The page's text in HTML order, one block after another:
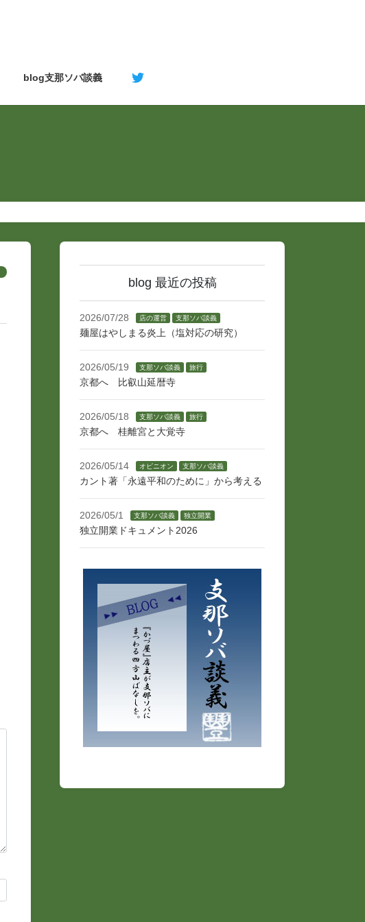
blog支那ソバ談義
blog 最近の投稿
2026/07/28 店の運営 支那ソバ談義
麺屋はやしまる炎上（塩対応の研究）
2026/05/19 支那ソバ談義 旅行
京都へ 比叡山延暦寺
2026/05/18 支那ソバ談義 旅行
京都へ 桂離宮と大覚寺
2026/05/14 オピニオン 支那ソバ談義
カント著「永遠平和のために」から考える
2026/05/1 支那ソバ談義 独立開業
独立開業ドキュメント2026